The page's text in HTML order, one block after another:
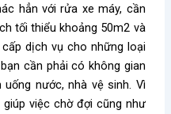
hẳn với rửa xe máy, cần
tối thiểu khoảng 50m2 và
dịch vụ cho những loại
cần phải có không gian
nước, nhà vệ sinh. Vì
việc chờ đợi cũng như